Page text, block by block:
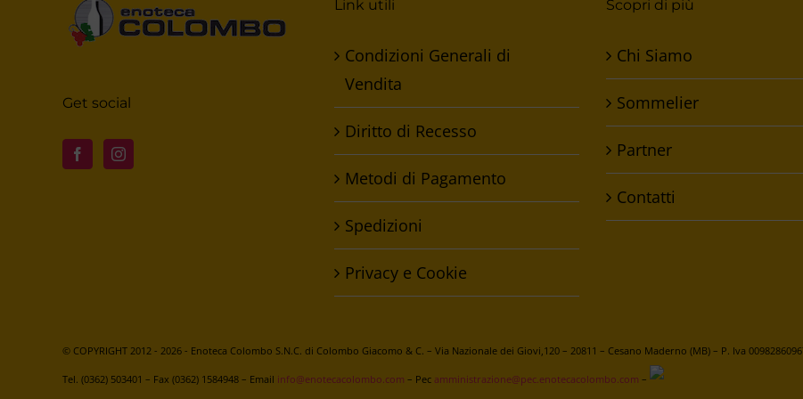
Get social
Link utili
Condizioni Generali di
Vendita
Diritto di Recesso
Metodi di Pagamento
Spedizioni
Privacy e Cookie
Scopri di più
Chi Siamo
Sommelier
Partner
Contatti
© COPYRIGHT 2012 - 2026 - Enoteca Colombo S.N.C. di Colombo Giacomo & C. – Via Nazionale dei Giovi,120 – 20811 – Cesano Maderno (MB) – P. Iva
Tel. (0362) 503401 – Fax (0362) 1584948 – Email info@enotecacolombo.com – Pec amministrazione@pec.enotecacolombo.com –